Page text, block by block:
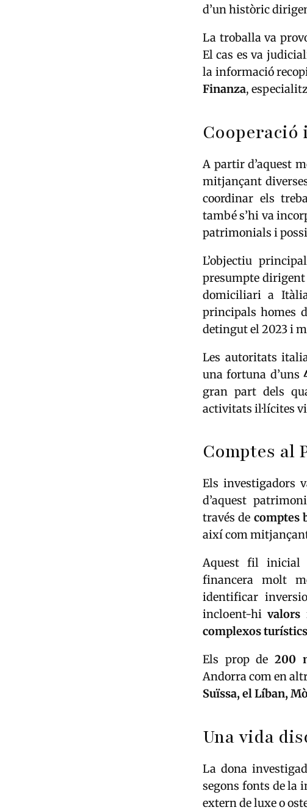
d’un històric
La troballa va
El cas es va
la informació
Finanza,
Cooperació
A partir d’aquest
mitjançant
coordinar els
també s’hi va
patrimonials i
L’objectiu
presumpte
domiciliari a
principals homes
detingut el 2023 i
Les autoritats
una fortuna d’uns
gran part dels
activitats il·lícites
Comptes al
Els investigadors
d’aquest
través de comptes
així com
Aquest fil inicial
financera molt
identificar
incloent-hivalors
complexos
Els prop de 200
Andorra com en
Suïssa, el Líban,
Una vida
La dona
segons fonts de la
extern de luxe o